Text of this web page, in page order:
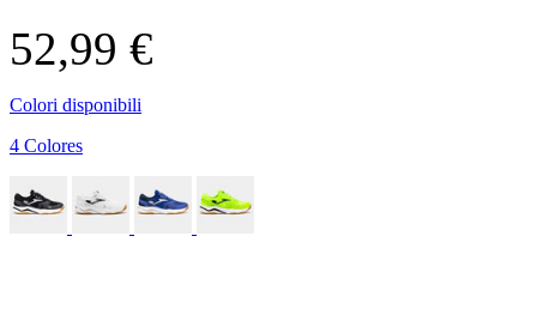
52,99 €
Colori disponibili
4 Colores